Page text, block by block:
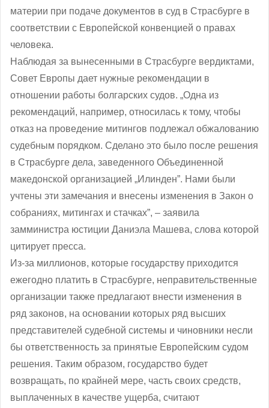
материи при подаче документов в суд в Страсбурге в
соответствии с Европейской конвенцией о правах
человека.
Наблюдая за вынесенными в Страсбурге вердиктами,
Совет Европы дает нужные рекомендации в
отношении работы болгарских судов. „Одна из
рекомендаций, например, относилась к тому, чтобы
отказ на проведение митингов подлежал обжалованию
судебным порядком. Сделано это было после решения
в Страсбурге дела, заведенного Объединенной
македонской организацией „Илинден”. Нами были
учтены эти замечания и внесены изменения в Закон о
собраниях, митингах и стачках”, ‒ заявила
замминистра юстиции Даниэла Машева, слова которой
цитирует пресса.
Из-за миллионов, которые государству приходится
ежегодно платить в Страсбурге, неправительственные
организации также предлагают внести изменения в
ряд законов, на основании которых ряд высших
представителей судебной системы и чиновники несли
бы ответственность за принятые Европейским судом
решения. Таким образом, государство будет
возвращать, по крайней мере, часть своих средств,
выплаченных в качестве ущерба, считают